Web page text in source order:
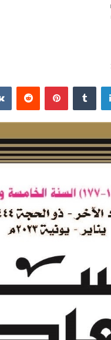
لينكدإن بينتيريست